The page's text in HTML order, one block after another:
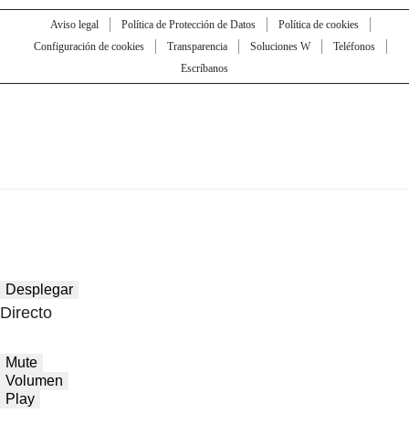
Aviso legal Política de Protección de Datos
Política de cookies
Configuración de cookies
Transparencia Soluciones W
Teléfonos
Escríbanos
Desplegar
Directo
Mute
Volumen
Play